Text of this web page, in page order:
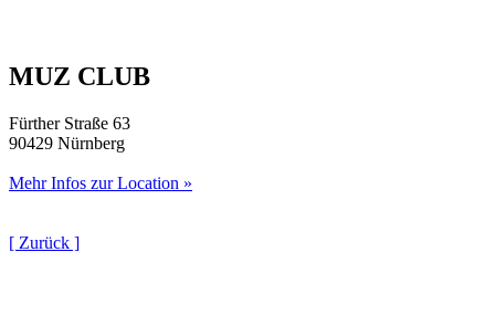
MUZ CLUB
Fürther Straße 63
90429 Nürnberg
Mehr Infos zur Location »
[ Zurück ]